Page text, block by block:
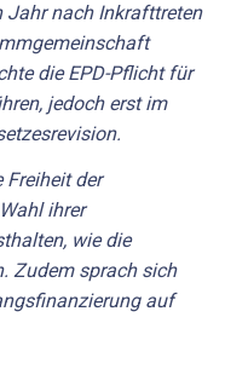
Jahr nach Inkrafttreten
die EPD-Pflicht für
jedoch erst im
Freiheit der
ihrer
wie die
Zudem sprach sich
auf